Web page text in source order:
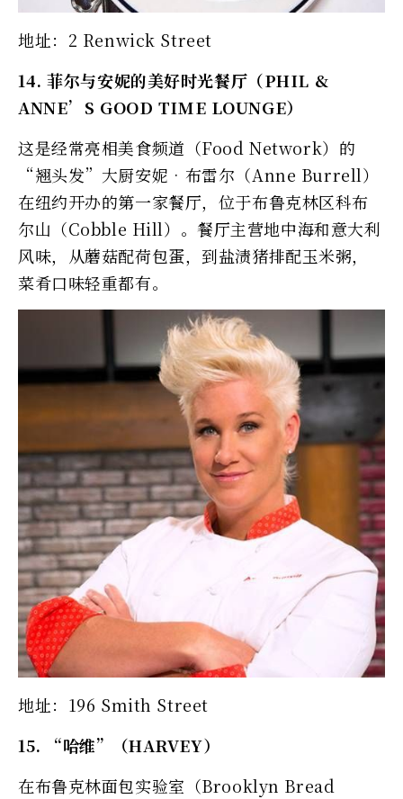
地址：2 Renwick Street
14. 菲尔与安妮的美好时光餐厅（PHIL &
ANNE’S GOOD TIME LOUNGE）
这是经常亮相美食频道（Food Network）的
“翘头发”大厨安妮‧布雷尔（Anne Burrell）
在纽约开办的第一家餐厅，位于布鲁克林区科布
尔山（Cobble Hill）。餐厅主营地中海和意大利
风味，从蘑菇配荷包蛋，到盐渍猪排配玉米粥，
菜肴口味轻重都有。
地址：196 Smith Street
15. “哈维”（HARVEY）
在布鲁克林面包实验室（Brooklyn Bread